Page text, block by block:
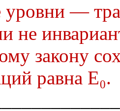
—
не
закону
равна Е₀.